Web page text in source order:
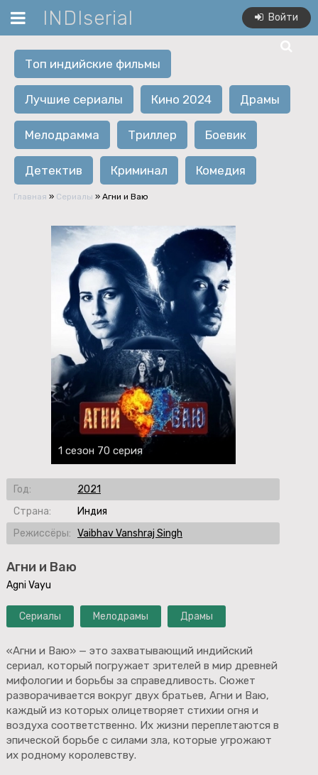
INDIserial Войти
Топ индийские фильмы
Лучшие сериалы Кино 2024 Драмы
Мелодрамма Триллер Боевик
Детектив Криминал Комедия
Главная » Сериалы » Агни и Ваю
Агни и Ваю
Agni Vayu
Сериалы Мелодрамы Драмы
«Агни и Ваю» — это захватывающий индийский
сериал, который погружает зрителей в мир древней
мифологии и борьбы за справедливость. Сюжет
разворачивается вокруг двух братьев, Агни и Ваю,
каждый из которых олицетворяет стихии огня и
воздуха соответственно. Их жизни переплетаются в
эпической борьбе с силами зла, которые угрожают
их родному королевству.
1 сезон 70 серия
Год:
2021
Страна:
Индия
Режиссёры: Vaibhav Vanshraj Singh